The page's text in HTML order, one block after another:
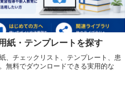
紙・テンプレートを探す
、チェックリスト、テンプレート、患
無料でダウンロードできる実用的な